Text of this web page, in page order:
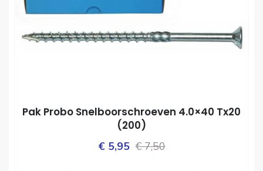
Pak Probo Snelboorschroeven 4.0×40 Tx20
(200)
€7,50Oorspronkelijke
€5,95
Huidige